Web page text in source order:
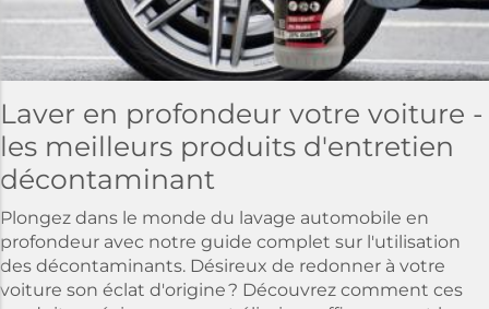
Laver en profondeur votre voiture -
les meilleurs produits d'entretien
décontaminant
Plongez dans le monde du lavage automobile en
profondeur avec notre guide complet sur l'utilisation
des décontaminants. Désireux de redonner à votre
voiture son éclat d'origine ? Découvrez comment ces